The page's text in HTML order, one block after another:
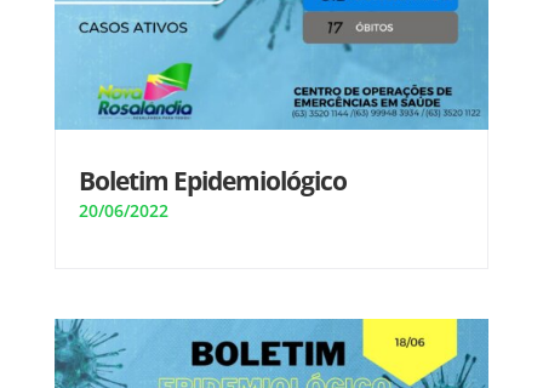
Boletim Epidemiológico
20/06/2022